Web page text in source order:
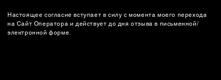
Настоящее согласие вступает в силу с момента моего перехода
на Сайт Оператора и действует до дня отзыва в письменной/
электронной форме.